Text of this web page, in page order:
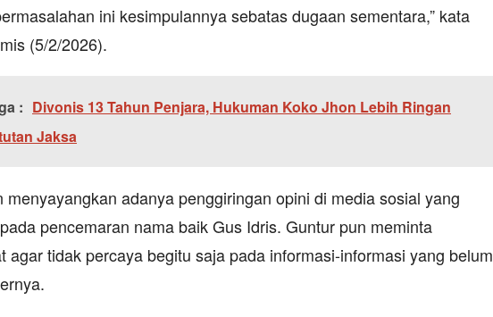
ini kesimpulannya sebatas dugaan sementara,” kata
(5/2/2026).
: Divonis 13 Tahun Penjara, Hukuman Koko Jhon Lebih Ringan
Jaksa
menyayangkan adanya penggiringan opini di media sosial yang
pencemaran nama baik Gus Idris. Guntur pun meminta
agar tidak percaya begitu saja pada informasi-informasi yang belum